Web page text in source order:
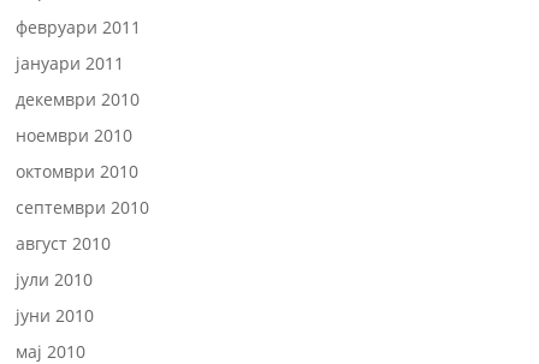
февруари 2011
јануари 2011
декември 2010
ноември 2010
октомври 2010
септември 2010
август 2010
јули 2010
јуни 2010
мај 2010